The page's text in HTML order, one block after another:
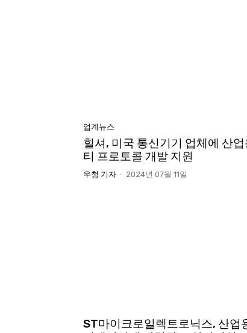
업계뉴스
힐셔, 미국 통신기기 업체에 산업
티 프로토콜 개발 지원
우청 기자 - 2024년 07월 11일
ST마이크로일렉트로닉스, 산업